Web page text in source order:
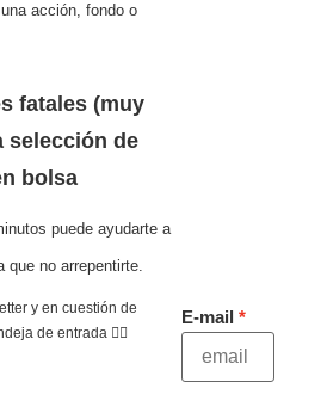
acción, fondo o
fatales (muy
selección de
bolsa
puede ayudarte a
que no arrepentirte.
y en cuestión de
de entrada 👇🏻
E-mail